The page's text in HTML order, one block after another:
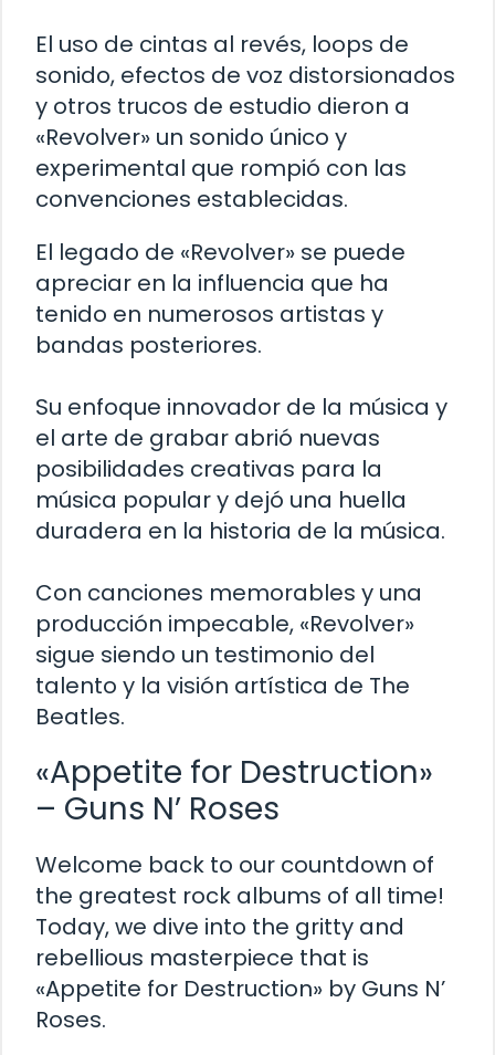
El uso de cintas al revés, loops de
sonido, efectos de voz distorsionados
y otros trucos de estudio dieron a
«Revolver» un sonido único y
experimental que rompió con las
convenciones establecidas.
El legado de «Revolver» se puede
apreciar en la influencia que ha
tenido en numerosos artistas y
bandas posteriores.
Su enfoque innovador de la música y
el arte de grabar abrió nuevas
posibilidades creativas para la
música popular y dejó una huella
duradera en la historia de la música.
Con canciones memorables y una
producción impecable, «Revolver»
sigue siendo un testimonio del
talento y la visión artística de The
Beatles.
«Appetite for Destruction»
– Guns N’ Roses
Welcome back to our countdown of
the greatest rock albums of all time!
Today, we dive into the gritty and
rebellious masterpiece that is
«Appetite for Destruction» by Guns N’
Roses.